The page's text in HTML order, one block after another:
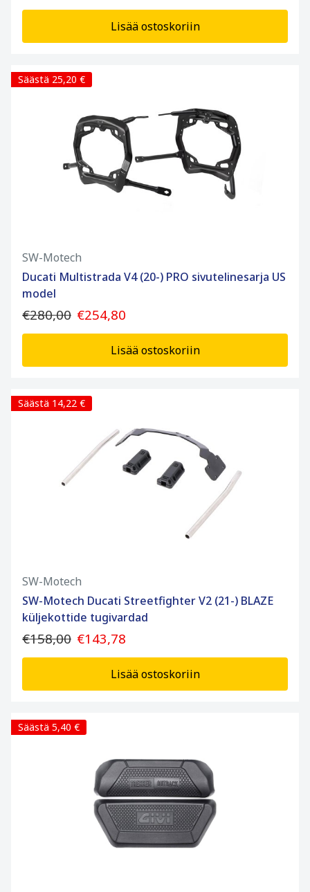
Lisää ostoskoriin
Säästä 25,20 €
SW-Motech
Ducati Multistrada V4 (20-) PRO sivutelinesarja US
model
€280,00 €254,80
Lisää ostoskoriin
Säästä 14,22 €
SW-Motech
SW-Motech Ducati Streetfighter V2 (21-) BLAZE
küljekottide tugivardad
€158,00 €143,78
Lisää ostoskoriin
Säästä 5,40 €